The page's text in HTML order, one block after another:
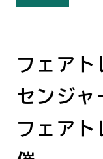
フェアト
センジャ
フェアト